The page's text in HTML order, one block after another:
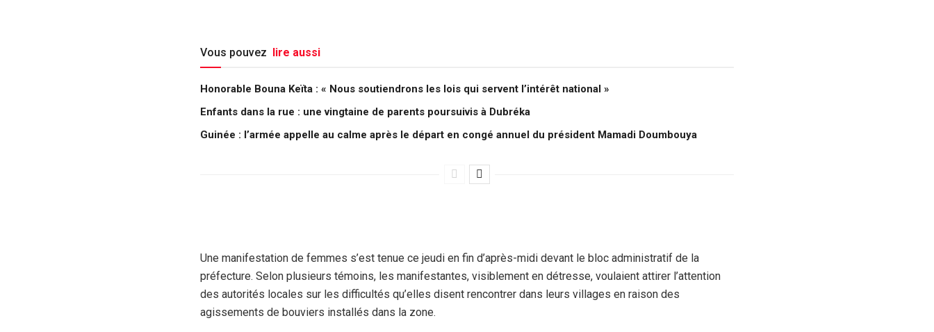
Vous pouvez lire aussi
Honorable Bouna Keïta : « Nous soutiendrons les lois qui servent l’intérêt national »
Enfants dans la rue : une vingtaine de parents poursuivis à Dubréka
Guinée : l’armée appelle au calme après le départ en congé annuel du président Mamadi Doumbouya
Une manifestation de femmes s’est tenue ce jeudi en fin d’après-midi devant le bloc administratif de la
préfecture. Selon plusieurs témoins, les manifestantes, visiblement en détresse, voulaient attirer l’attention
des autorités locales sur les difficultés qu’elles disent rencontrer dans leurs villages en raison des
agissements de bouviers installés dans la zone.